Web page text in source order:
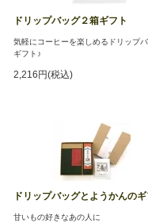
ドリップバッグ２箱ギフト
気軽にコーヒーを楽しめるドリップ
ギフト♪
2,216円(税込)
ドリップバッグとようかんのギ
甘いもの好きなあの人に